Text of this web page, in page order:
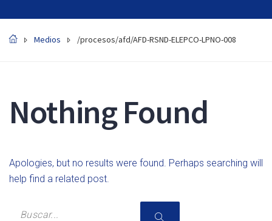
Medios /procesos/afd/AFD-RSND-ELEPCO-LPNO-008
Nothing Found
Apologies, but no results were found. Perhaps searching will
help find a related post.